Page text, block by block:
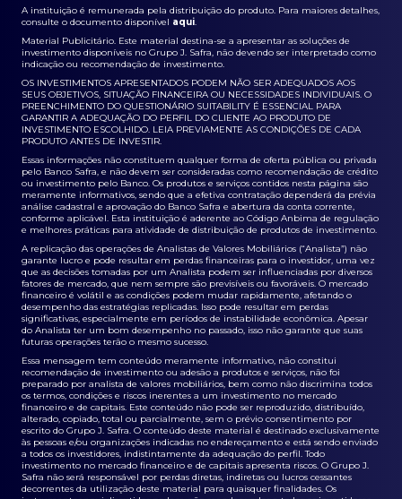
A instituição é remunerada pela distribuição do produto. Para maiores detalhes,
consulte o documento disponível aqui.
Material Publicitário. Este material destina-se a apresentar as soluções de
investimento disponíveis no Grupo J. Safra, não devendo ser interpretado como
indicação ou recomendação de investimento.
OS INVESTIMENTOS APRESENTADOS PODEM NÃO SER ADEQUADOS AOS
SEUS OBJETIVOS, SITUAÇÃO FINANCEIRA OU NECESSIDADES INDIVIDUAIS. O
PREENCHIMENTO DO QUESTIONÁRIO SUITABILITY É ESSENCIAL PARA
GARANTIR A ADEQUAÇÃO DO PERFIL DO CLIENTE AO PRODUTO DE
INVESTIMENTO ESCOLHIDO. LEIA PREVIAMENTE AS CONDIÇÕES DE CADA
PRODUTO ANTES DE INVESTIR.
Essas informações não constituem qualquer forma de oferta pública ou privada
pelo Banco Safra, e não devem ser consideradas como recomendação de crédito
ou investimento pelo Banco. Os produtos e serviços contidos nesta página são
meramente informativos, sendo que a efetiva contratação dependerá da prévia
análise cadastral e aprovação do Banco Safra e abertura da conta corrente,
conforme aplicável. Esta instituição é aderente ao Código Anbima de regulação
e melhores práticas para atividade de distribuição de produtos de investimento.
A replicação das operações de Analistas de Valores Mobiliários (“Analista”) não
garante lucro e pode resultar em perdas financeiras para o investidor, uma vez
que as decisões tomadas por um Analista podem ser influenciadas por diversos
fatores de mercado, que nem sempre são previsíveis ou favoráveis. O mercado
financeiro é volátil e as condições podem mudar rapidamente, afetando o
desempenho das estratégias replicadas. Isso pode resultar em perdas
significativas, especialmente em períodos de instabilidade econômica. Apesar
do Analista ter um bom desempenho no passado, isso não garante que suas
futuras operações terão o mesmo sucesso.
Essa mensagem tem conteúdo meramente informativo, não constitui
recomendação de investimento ou adesão a produtos e serviços, não foi
preparado por analista de valores mobiliários, bem como não discrimina todos
os termos, condições e riscos inerentes a um investimento no mercado
financeiro e de capitais. Este conteúdo não pode ser reproduzido, distribuído,
alterado, copiado, total ou parcialmente, sem o prévio consentimento por
escrito do Grupo J. Safra. O conteúdo deste material é destinado exclusivamente
às pessoas e/ou organizações indicadas no endereçamento e está sendo enviado
a todos os investidores, indistintamente da adequação do perfil. Todo
investimento no mercado financeiro e de capitais apresenta riscos. O Grupo J.
Safra não será responsável por perdas diretas, indiretas ou lucros cessantes
decorrentes da utilização deste material para quaisquer finalidades. Os